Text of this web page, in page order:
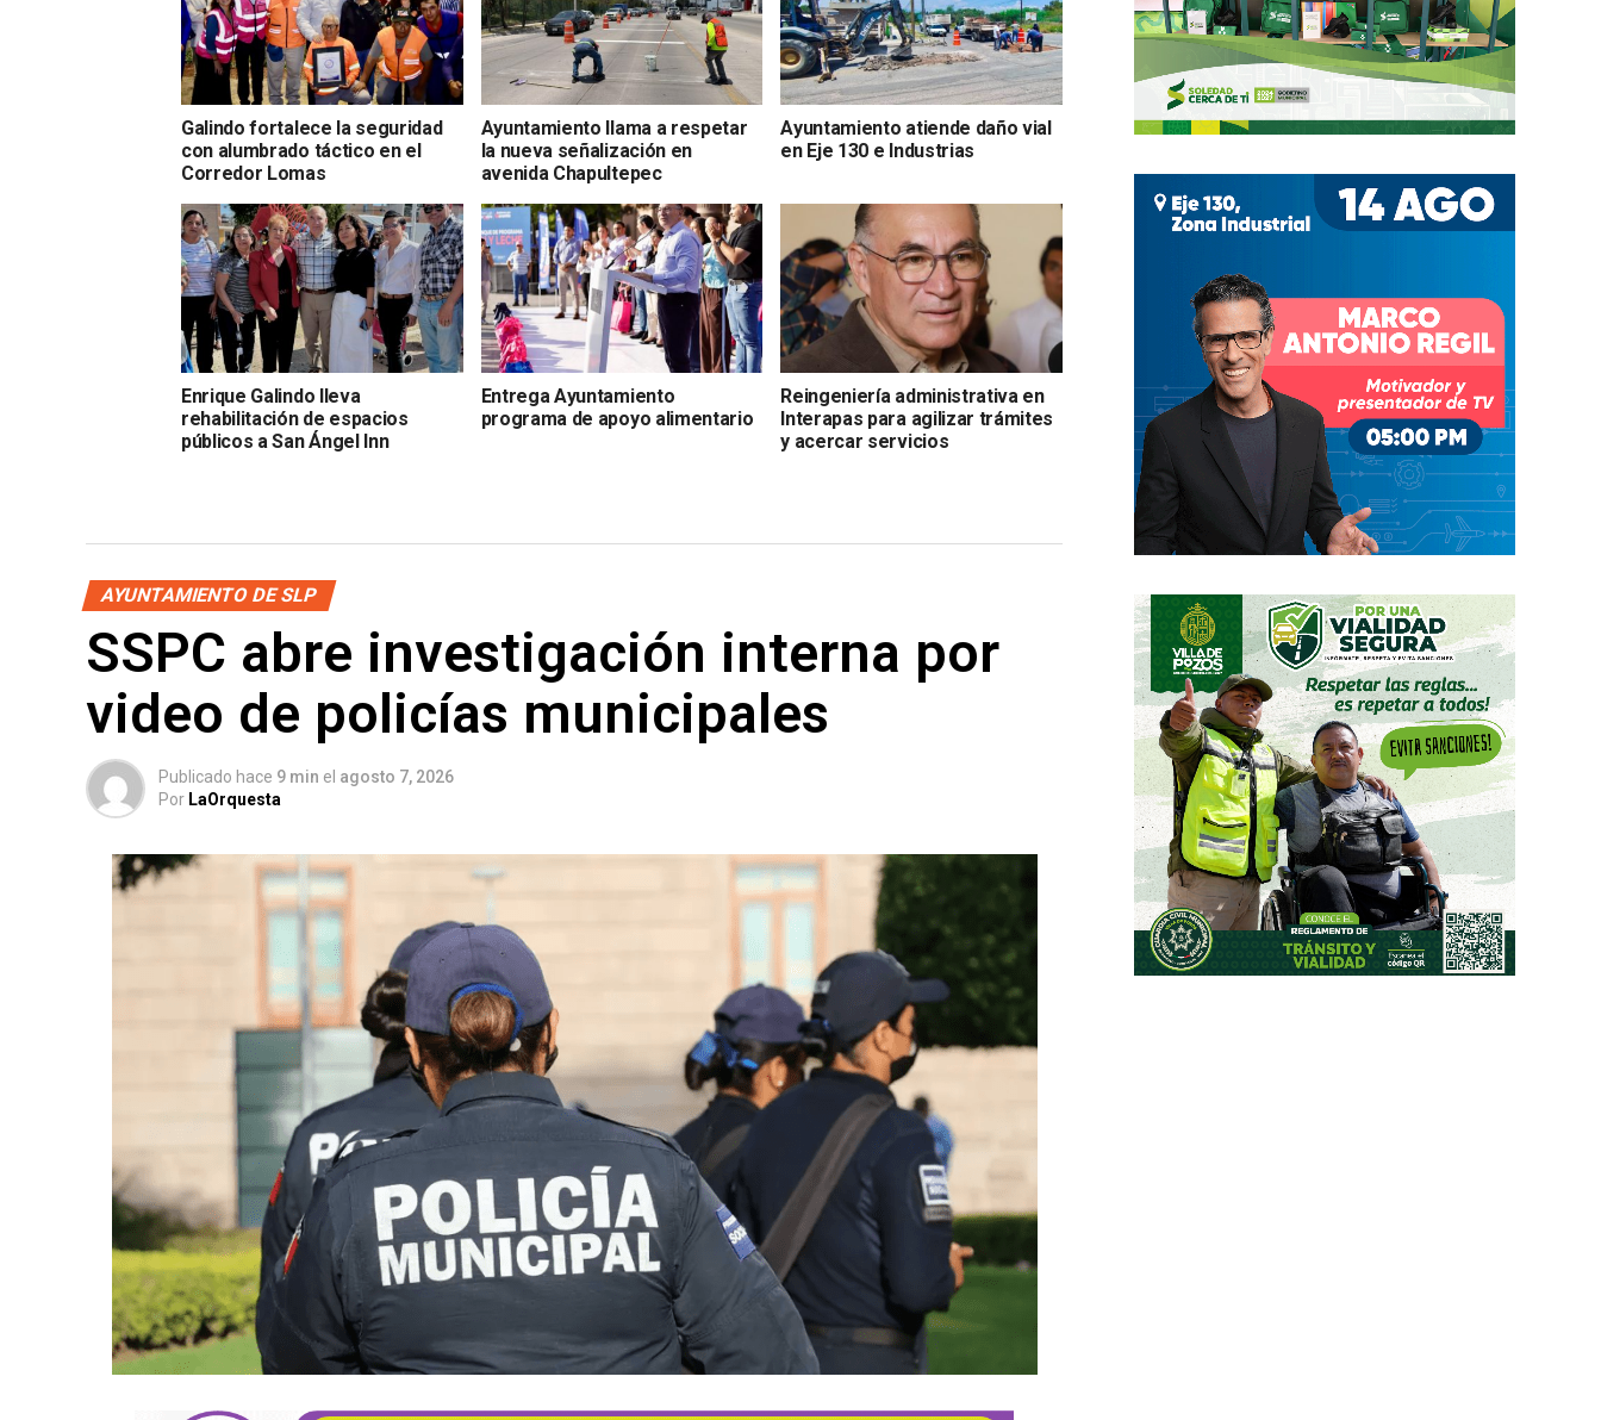
Galindo fortalece la seguridad
con alumbrado táctico en el
Corredor Lomas
Ayuntamiento llama a respetar
la nueva señalización en
avenida Chapultepec
Ayuntamiento atiende daño vial
en Eje 130 e Industrias
Enrique Galindo lleva
rehabilitación de espacios
públicos a San Ángel Inn
Entrega Ayuntamiento
programa de apoyo alimentario
Reingeniería administrativa en
Interapas para agilizar trámites
y acercar servicios
AYUNTAMIENTO DE SLP
SSPC abre investigación interna por
video de policías municipales
Publicado hace 9 min el agosto 7, 2026
Por LaOrquesta